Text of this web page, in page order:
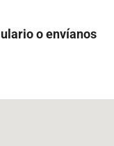
o envíanos